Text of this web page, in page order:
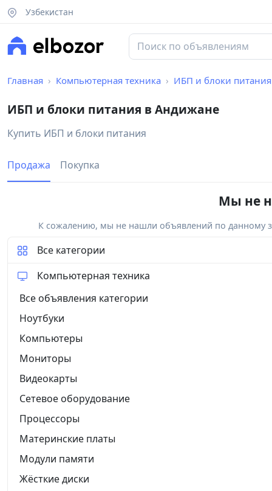
Узбекистан
Главная Компьютерная техника ИБП и блоки питания
ИБП и блоки питания в Андижане
Купить ИБП и блоки питания
Продажа Покупка
Мы не
К сожалению, мы не нашли объявлений по данному
Все категории
Компьютерная техника
Все объявления категории
Ноутбуки
Компьютеры
Мониторы
Видеокарты
Сетевое оборудование
Процессоры
Материнские платы
Модули памяти
Жёсткие диски